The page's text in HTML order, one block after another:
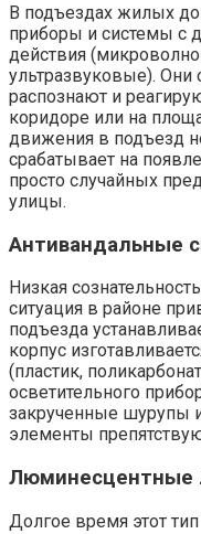
В подъездах жилых
приборы и системы с
действия
ультразвуковые). Они
распознают и
коридоре или на
движения в подъезд
срабатывает на
просто случайных
улицы.
Антивандальные
Низкая
ситуация в районе
подъезда
корпус
(пластик,
осветительного
закрученные шурупы
элементы
Люминесцентные
Долгое время этот